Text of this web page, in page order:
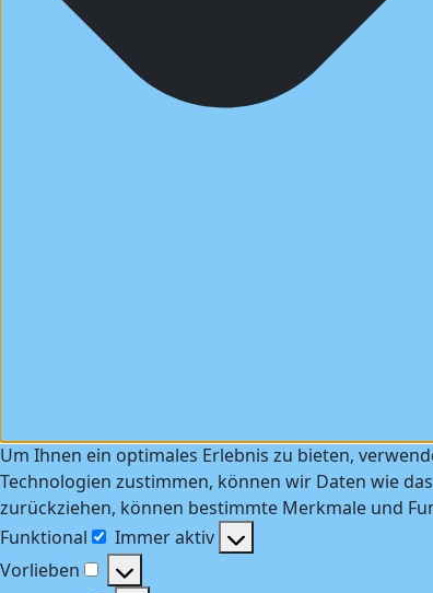
Um Ihnen ein optimales Erlebnis zu bieten,
Technologien zustimmen, können wir Daten wie
zurückziehen, können bestimmte Merkmale und
Funktional
Funktional
Immer aktiv
Vorlieben